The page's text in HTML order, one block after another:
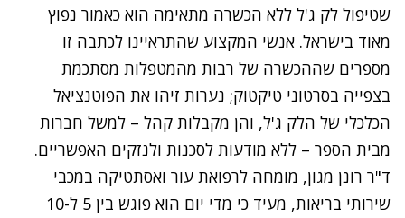
שטיפול לק ג'ל ללא הכשרה מתאימה הוא כאמור נפוץ
מאוד בישראל. אנשי המקצוע שהתראיינו לכתבה זו
מספרים שההכשרה של רבות מהמטפלות מסתכמת
בצפייה בסרטוני טיקטוק; נערות זיהו את הפוטנציאל
הכלכלי של הלק ג'ל, והן מקבלות קהל – למשל חברות
מבית הספר – ללא מודעות לסכנות ולנזקים האפשריים.
ד"ר רונן מגון, מומחה לרפואת עור ואסתטיקה במכבי
שירותי בריאות, מעיד כי מדי יום הוא פוגש בין 5 ל-10